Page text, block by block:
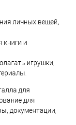
личных вещей,
книги и
игрушки,
для
для
документации,